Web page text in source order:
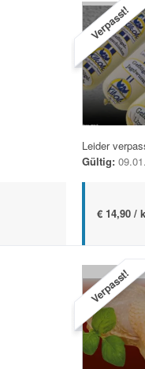
Verpasst!
Leider
Gültig:
€ 14,90 /
Verpasst!